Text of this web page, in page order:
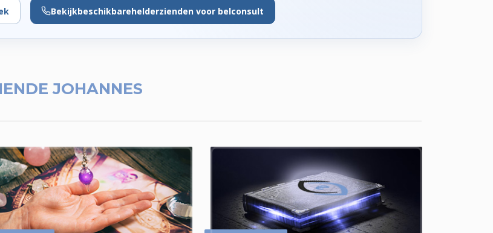
Bekijkbeschikbarehelderzienden voor belconsult
JOHANNES